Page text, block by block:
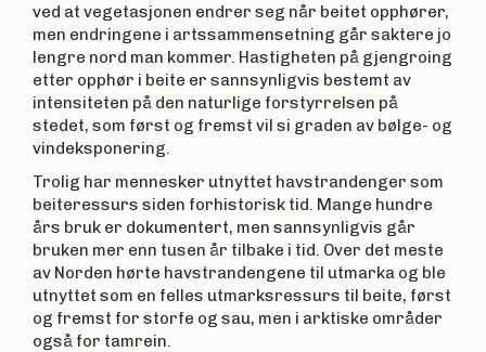
ved at vegetasjonen endrer seg når beitet opphører,
men endringene i artssammensetning går saktere jo
lengre nord man kommer. Hastigheten på gjengroing
etter opphør i beite er sannsynligvis bestemt av
intensiteten på den naturlige forstyrrelsen på
stedet, som først og fremst vil si graden av bølge- og
vindeksponering.
Trolig har mennesker utnyttet havstrandenger som
beiteressurs siden forhistorisk tid. Mange hundre
års bruk er dokumentert, men sannsynligvis går
bruken mer enn tusen år tilbake i tid. Over det meste
av Norden hørte havstrandengene til utmarka og ble
utnyttet som en felles utmarksressurs til beite, først
og fremst for storfe og sau, men i arktiske områder
også for tamrein.